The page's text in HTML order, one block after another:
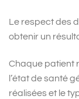
Le respect des
obtenir un
Chaque patient
l’état de santé
réalisées et le